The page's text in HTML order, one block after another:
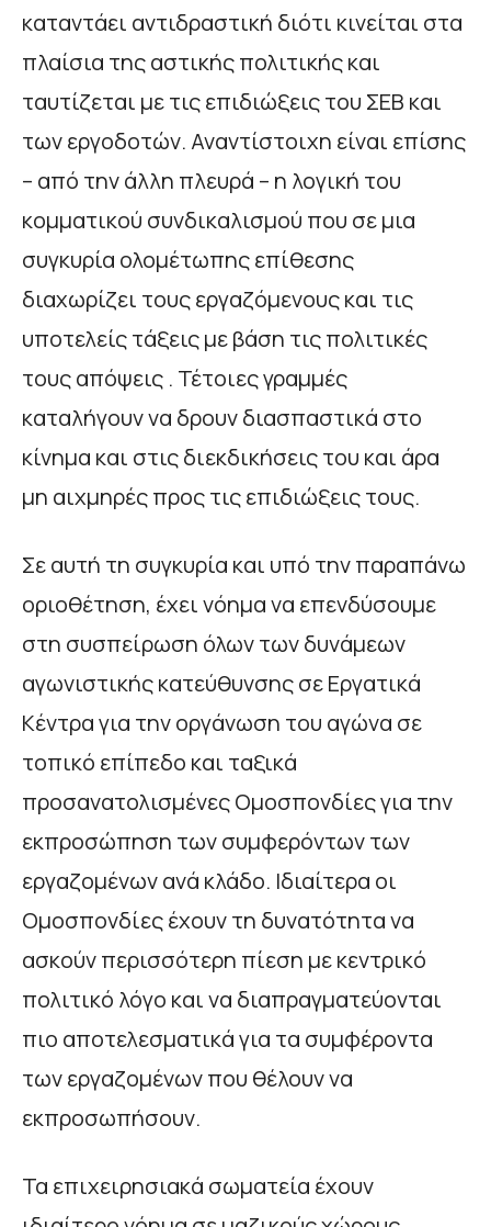
καταντάει αντιδραστική διότι κινείται στα
πλαίσια της αστικής πολιτικής και
ταυτίζεται με τις επιδιώξεις του ΣΕΒ και
των εργοδοτών. Αναντίστοιχη είναι επίσης
– από την άλλη πλευρά – η λογική του
κομματικού συνδικαλισμού που σε μια
συγκυρία ολομέτωπης επίθεσης
διαχωρίζει τους εργαζόμενους και τις
υποτελείς τάξεις με βάση τις πολιτικές
τους απόψεις . Τέτοιες γραμμές
καταλήγουν να δρουν διασπαστικά στο
κίνημα και στις διεκδικήσεις του και άρα
μη αιχμηρές προς τις επιδιώξεις τους.
Σε αυτή τη συγκυρία και υπό την παραπάνω
οριοθέτηση, έχει νόημα να επενδύσουμε
στη συσπείρωση όλων των δυνάμεων
αγωνιστικής κατεύθυνσης σε Εργατικά
Κέντρα για την οργάνωση του αγώνα σε
τοπικό επίπεδο και ταξικά
προσανατολισμένες Ομοσπονδίες για την
εκπροσώπηση των συμφερόντων των
εργαζομένων ανά κλάδο. Ιδιαίτερα οι
Ομοσπονδίες έχουν τη δυνατότητα να
ασκούν περισσότερη πίεση με κεντρικό
πολιτικό λόγο και να διαπραγματεύονται
πιο αποτελεσματικά για τα συμφέροντα
των εργαζομένων που θέλουν να
εκπροσωπήσουν.
Τα επιχειρησιακά σωματεία έχουν